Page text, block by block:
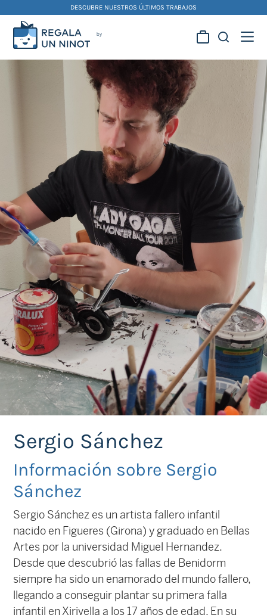
content
DESCUBRE NUESTROS ÚLTIMOS TRABAJOS
nuestros artistas
falleros y foguereros
Sergio Sánchez
Información sobre Sergio
Sánchez
Sergio Sánchez es un artista fallero infantil
nacido en Figueres (Girona) y graduado en Bellas
Artes por la universidad Miguel Hernandez.
Desde que descubrió las fallas de Benidorm
siempre ha sido un enamorado del mundo fallero,
llegando a conseguir plantar su primera falla
infantil en Xirivella a los 17 años de edad. En su